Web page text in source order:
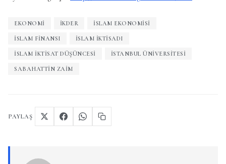
EKONOMI IKDER ISLAM EKONOMISI
ISLAM FINANSI ISLAM IKTISADI
İSLAM İKTISAT DÜŞÜNCESI İSTANBUL ÜNIVERSITESI
SABAHATTIN ZAIM
PAYLAŞ